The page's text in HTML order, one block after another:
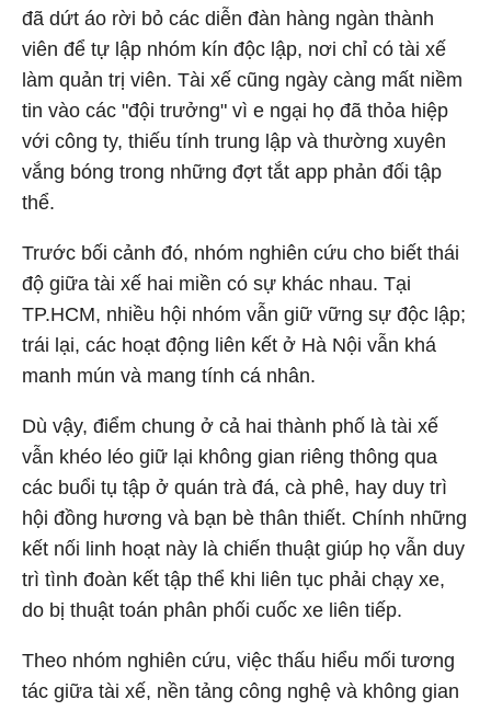
đã dứt áo rời bỏ các diễn đàn hàng ngàn thành
viên để tự lập nhóm kín độc lập, nơi chỉ có tài xế
làm quản trị viên. Tài xế cũng ngày càng mất niềm
tin vào các "đội trưởng" vì e ngại họ đã thỏa hiệp
với công ty, thiếu tính trung lập và thường xuyên
vắng bóng trong những đợt tắt app phản đối tập
thể.
Trước bối cảnh đó, nhóm nghiên cứu cho biết thái
độ giữa tài xế hai miền có sự khác nhau. Tại
TP.HCM, nhiều hội nhóm vẫn giữ vững sự độc lập;
trái lại, các hoạt động liên kết ở Hà Nội vẫn khá
manh mún và mang tính cá nhân.
Dù vậy, điểm chung ở cả hai thành phố là tài xế
vẫn khéo léo giữ lại không gian riêng thông qua
các buổi tụ tập ở quán trà đá, cà phê, hay duy trì
hội đồng hương và bạn bè thân thiết. Chính những
kết nối linh hoạt này là chiến thuật giúp họ vẫn duy
trì tình đoàn kết tập thể khi liên tục phải chạy xe,
do bị thuật toán phân phối cuốc xe liên tiếp.
Theo nhóm nghiên cứu, việc thấu hiểu mối tương
tác giữa tài xế, nền tảng công nghệ và không gian